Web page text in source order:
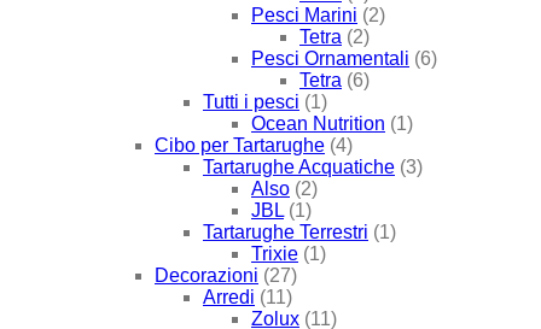
Pesci Marini (2)
Tetra (2)
Pesci Ornamentali (6)
Tetra (6)
Tutti i pesci (1)
Ocean Nutrition (1)
Cibo per Tartarughe (4)
Tartarughe Acquatiche (3)
Also (2)
JBL (1)
Tartarughe Terrestri (1)
Trixie (1)
Decorazioni (27)
Arredi (11)
Zolux (11)